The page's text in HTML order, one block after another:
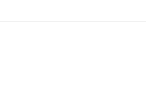
на пет држави поради „златните